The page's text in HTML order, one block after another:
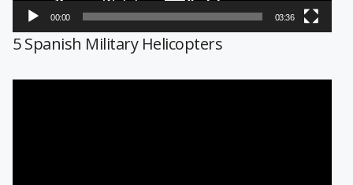
00:00 03:36
5 Spanish Military Helicopters